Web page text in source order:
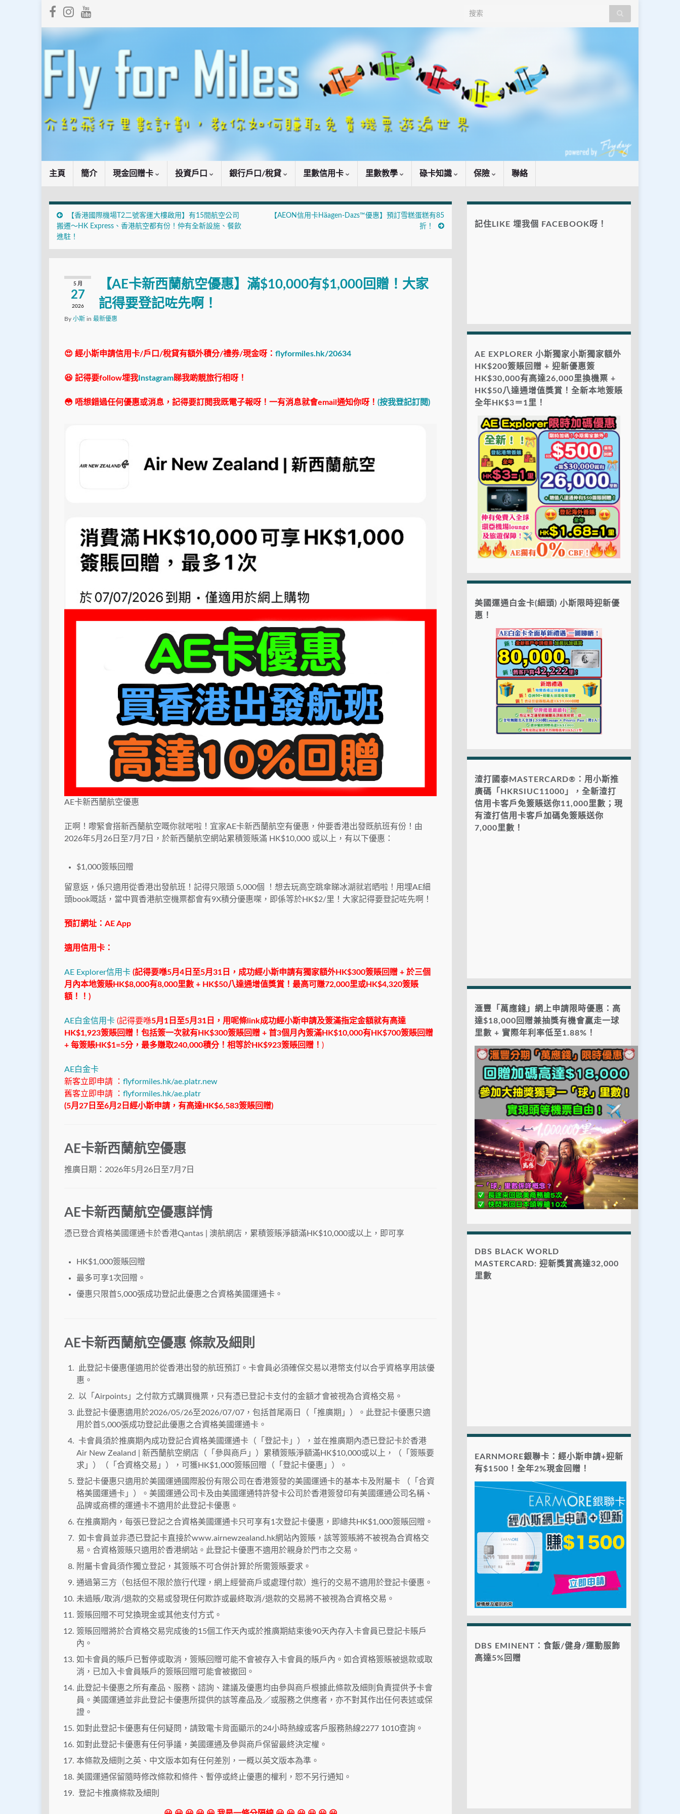
Search for:
主頁 簡介 現金回贈卡 投資戶口 銀行戶口/稅貸 里數信用卡 里數教學 碌卡知識 保險 聯絡
【香港國際機場T2二號客運大樓啟用】有15間航空公司
搬遷～HK Express、香港航空都有份！仲有全新設施、餐飲
進駐！
【AEON信用卡Häagen-Dazs™優惠】預訂雪糕蛋糕有85
折！
5 月
27
2026
【AE卡新西蘭航空優惠】滿$10,000有$1,000回贈！大家
記得要登記咗先啊！
By 小斯 in 最新優惠
😍 經小斯申請信用卡/戶口/稅貸有額外積分/禮券/現金呀： flyformiles.hk/20634
😆 記得要follow埋我 Instagram睇我啲靚旅行相呀！
😳 唔想錯過任何優惠或消息，記得要訂閱我既電子報呀！一有消息就會email通知你呀！ (按我登記訂閱)
AE卡新西蘭航空優惠
正啊！嚟緊會搭新西蘭航空嘅你就啱啦！宜家AE卡新西蘭航空有優惠，仲要香港出發既航班有份！由
2026年5月26日至7月7日，於新西蘭航空網站累積簽賬滿 HK$10,000 或以上，有以下優惠：
$1,000簽賬回贈
留意返，係只適用從香港出發航班！記得只限頭 5,000個 ！想去玩高空跳傘睇冰湖就岩晒啦！用埋AE細
頭book嘅話，當中買香港航空機票都會有9X積分優惠㗎，即係等於HK$2/里！大家記得要登記咗先啊！
預訂網址：AE App
適用信用卡：
AE Explorer信用卡 (記得要喺5月4日至5月31日
，成功經小斯申請有獨家額外HK$300簽賬回贈 + 於三個
月內本地簽賬HK$8,000有8,000里數 + HK$50八達通增值獎賞！最高可賺72,000里或HK$4,320簽賬
額！！)
AE白金信用卡 (記得要喺5月1日至5月31日，用呢條link成功經小斯申請及簽滿指定金額就有高達
HK$1,923簽賬回贈！包括簽一次就有HK$300簽賬回贈 + 首3個月內簽滿HK$10,000有HK$700簽賬回贈
+ 每簽賬HK$1=5分，最多賺取240,000積分！相等於HK$923簽賬回贈！ )
AE白金卡
新客立即申請 ： flyformiles.hk/ae.platr.new
舊客立即申請 ： flyformiles.hk/ae.platr
(5月27日至6月2日經小斯申請，有高達HK$6,583簽賬回贈)
AE卡新西蘭航空優惠
推廣日期：2026年5月26日至7月7日
AE卡新西蘭航空優惠詳情
憑已登合資格美國運通卡於香港Qantas | 澳航網店，累積簽賬淨額滿HK$10,000或以上，即可享
HK$1,000簽賬回贈
最多可享1次回贈。
優惠只限首5,000張成功登記此優惠之合資格美國運通卡。
AE卡新西蘭航空優惠 條款及細則
此登記卡優惠僅適用於從香港出發的航班預訂。卡會員必須確保交易以港幣支付以合乎資格享用該優
惠。
以「Airpoints」之付款方式購買機票，只有憑已登記卡支付的金額才會被視為合資格交易。
此登記卡優惠適用於2026/05/26至2026/07/07，包括首尾兩日（「推廣期」）。此登記卡優惠只適
用於首5,000張成功登記此優惠之合資格美國運通卡。
卡會員須於推廣期內成功登記合資格美國運通卡（「登記卡」），並在推廣期內憑已登記卡於香港
Air New Zealand | 新西蘭航空網店（「參與商戶」）累積簽賬淨額滿HK$10,000或以上，（「簽賬要
求」）（「合資格交易」），可獲HK$1,000簽賬回贈（「登記卡優惠」）。
登記卡優惠只適用於美國運通國際股份有限公司在香港簽發的美國運通卡的基本卡及附屬卡 （「合資
格美國運通卡」）。美國運通公司卡及由美國運通特許發卡公司於香港簽發印有美國運通公司名稱、
品牌或商標的運通卡不適用於此登記卡優惠。
在推廣期內，每張已登記之合資格美國運通卡只可享有1次登記卡優惠，即總共HK$1,000簽賬回贈。
如卡會員並非憑已登記卡直接於www.airnewzealand.hk網站內簽賬，該等簽賬將不被視為合資格交
易。合資格簽賬只適用於香港網站。此登記卡優惠不適用於親身於門市之交易。
附屬卡會員須作獨立登記，其簽賬不可合併計算於所需簽賬要求。
通過第三方（包括但不限於旅行代理，網上經營商戶或處理付款）進行的交易不適用於登記卡優惠。
未過賬/取消/退款的交易或發現任何欺詐或最終取消/退款的交易將不被視為合資格交易。
簽賬回贈不可兌換現金或其他支付方式。
簽賬回贈將於合資格交易完成後的15個工作天內或於推廣期結束後90天內存入卡會員已登記卡賬戶
內。
如卡會員的賬戶已暫停或取消，簽賬回贈可能不會被存入卡會員的賬戶內。如合資格簽賬被退款或取
消，已加入卡會員賬戶的簽賬回贈可能會被撤回。
此登記卡優惠之所有產品、服務、諮詢、建議及優惠均由參與商戶根據此條款及細則負責提供予卡會
員。美國運通並非此登記卡優惠所提供的該等產品及／或服務之供應者，亦不對其作出任何表述或保
證。
如對此登記卡優惠有任何疑問，請致電卡背面顯示的24小時熱線或客戶服務熱線2277 1010查詢。
如對此登記卡優惠有任何爭議，美國運通及參與商戶保留最終決定權。
本條款及細則之英、中文版本如有任何差別，一概以英文版本為準。
美國運通保留隨時修改條款和條件、暫停或終止優惠的權利，恕不另行通知。
登記卡推廣條款及細則
記住LIKE 埋我個 FACEBOOK呀！
AE EXPLORER 小斯獨家小斯獨家額外
HK$200簽賬回贈 + 迎新優惠簽
HK$30,000有高達26,000里換機票 +
HK$50八達通增值獎賞！全新本地簽賬
全年HK$3＝1里！
美國運通白金卡(細頭) 小斯限時迎新優
惠！
渣打國泰MASTERCARD®：用小斯推
廣碼「HKRSIUC11000」，全新渣打
信用卡客戶免簽賬送你11,000里數；現
有渣打信用卡客戶加碼免簽賬送你
7,000里數！
滙豐「萬應錢」網上申請限時優惠：高
達$18,000回贈兼抽獎有機會贏走一球
里數 + 實際年利率低至1.88%！
DBS BLACK WORLD
MASTERCARD: 迎新獎賞高達32,000
里數
EARNMORE銀聯卡：經小斯申請+迎新
有$1500！全年2%現金回贈！
DBS EMINENT：食飯/健身/運動服飾
高達5%回贈